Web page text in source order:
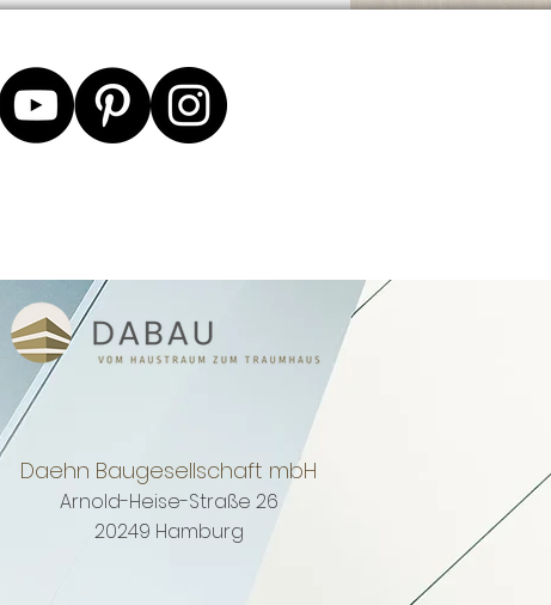
Daehn Baugesellschaft mbH
Arnold-Heise-Straße 26
20249 Hamburg